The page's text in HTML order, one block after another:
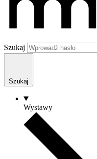
Szukaj
Szukaj
Wystawy